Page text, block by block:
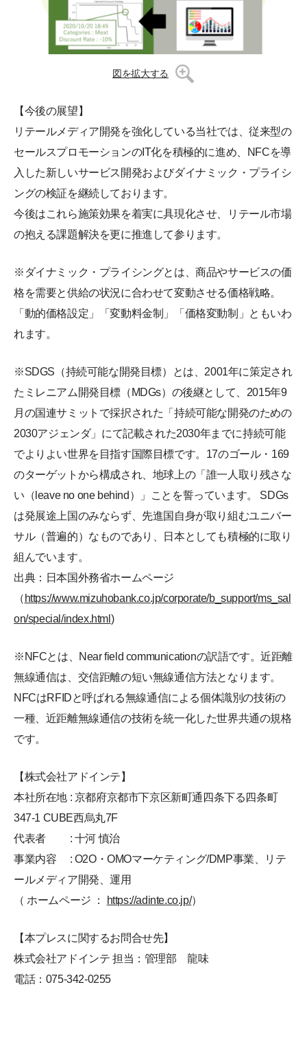
図を拡大する
【今後の展望】
リテールメディア開発を強化している当社では、従来型の
セールスプロモーションのIT化を積極的に進め、NFCを導
入した新しいサービス開発およびダイナミック・プライシ
ングの検証を継続しております。
今後はこれら施策効果を着実に具現化させ、リテール市場
の抱える課題解決を更に推進して参ります。
※ダイナミック・プライシングとは、商品やサービスの価
格を需要と供給の状況に合わせて変動させる価格戦略。
「動的価格設定」「変動料金制」「価格変動制」ともいわ
れます。
※SDGS（持続可能な開発目標）とは、2001年に策定され
たミレニアム開発目標（MDGs）の後継として、2015年9
月の国連サミットで採択された「持続可能な開発のための
2030アジェンダ」にて記載された2030年までに持続可能
でよりよい世界を目指す国際目標です。17のゴール・169
のターゲットから構成され、地球上の「誰一人取り残さな
い（leave no one behind）」ことを誓っています。 SDGs
は発展途上国のみならず、先進国自身が取り組むユニバー
サル（普遍的）なものであり、日本としても積極的に取り
組んでいます。
出典：日本国外務省ホームページ
（ https://www.mizuhobank.co.jp/corporate/b_support/ms_sal
on/special/index.html )
※NFCとは、Near field communicationの訳語です。近距離
無線通信は、交信距離の短い無線通信方法となります。
NFCはRFIDと呼ばれる無線通信による個体識別の技術の
一種、近距離無線通信の技術を統一化した世界共通の規格
です。
【株式会社アドインテ】
本社所在地 : 京都府京都市下京区新町通四条下る四条町
347-1 CUBE西烏丸7F
代表者 : 十河 慎治
事業内容 : O2O・OMOマーケティング/DMP事業、リテ
ールメディア開発、運用
（ ホームページ ：
https://adinte.co.jp/）
【本プレスに関するお問合せ先】
株式会社アドインテ 担当：管理部 龍味
電話：075-342-0255